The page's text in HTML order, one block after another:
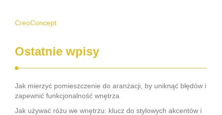
CreoConcept
Ostatnie wpisy
Jak mierzyć pomieszczenie do aranżacji, by uniknąć błędów i
zapewnić funkcjonalność wnętrza
Jak używać różu we wnętrzu: klucz do stylowych akcentów i